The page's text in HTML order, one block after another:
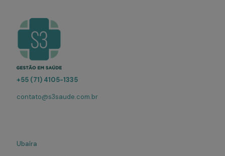
+55 (71) 4105-1335
contato@s3saude.com.br
Ubaíra